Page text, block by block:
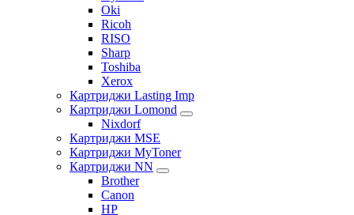
Oki
Ricoh
RISO
Sharp
Toshiba
Xerox
Картриджи Lasting Imp
Картриджи Lomond
Nixdorf
Картриджи MSE
Картриджи MyToner
Картриджи NN
Brother
Canon
HP